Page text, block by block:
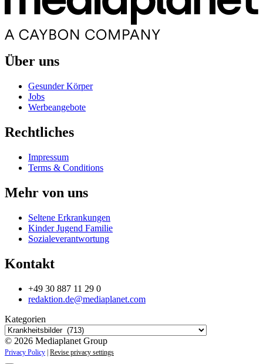
Über uns
Gesunder Körper
Jobs
Werbeangebote
Rechtliches
Impressum
Terms & Conditions
Mehr von uns
Seltene Erkrankungen
Kinder Jugend Familie
Sozialeverantwortung
Kontakt
+49 30 887 11 29 0
redaktion.de@mediaplanet.com
Kategorien
© 2026 Mediaplanet Group
Privacy Policy | Revise privacy settings